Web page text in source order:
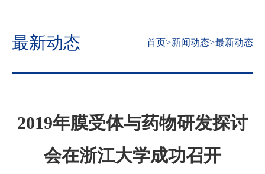
最新动态 首页>新闻动态>最新动态
2019年膜受体与药物研发探讨
会在浙江大学成功召开